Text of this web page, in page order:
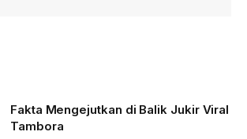
Fakta Mengejutkan di Balik Jukir Viral
Tambora